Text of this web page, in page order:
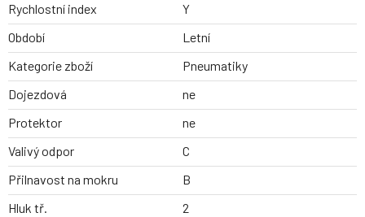
Rychlostní index
Y
Období
Letní
Kategorie zboží
Pneumatiky
Dojezdová
ne
Protektor
ne
Valivý odpor
C
Přilnavost na mokru
B
Hluk tř.
2